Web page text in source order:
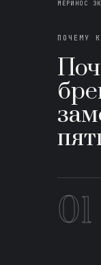
МЕРИНОС
ПОЧЕМУ
01